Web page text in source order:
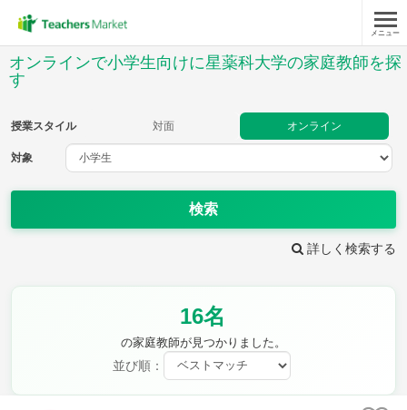
メニュー
オンラインで小学生向けに星薬科大学の家庭教師を探
す
授業スタイル 対面 オンライン
対象
検索
詳しく検索する
16名
の家庭教師が見つかりました。
並び順：
対象
音楽
時給：¥1,000 ～ ¥10,000